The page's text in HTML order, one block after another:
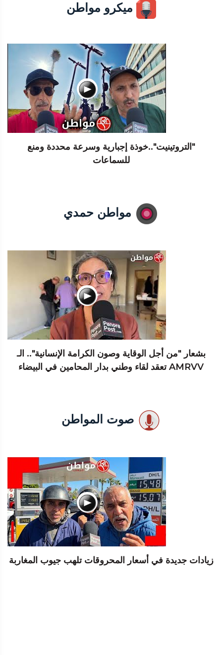
ميكرو مواطن
"التروتينيت"..خوذة إجبارية وسرعة محددة ومنع
للسماعات
مواطن حمدي
بشعار "من أجل الوقاية وصون الكرامة الإنسانية".. الـ
AMRVV تعقد لقاء وطني بدار المحامين في البيضاء
صوت المواطن
زيادات جديدة في أسعار المحروقات تلهب جيوب المغاربة